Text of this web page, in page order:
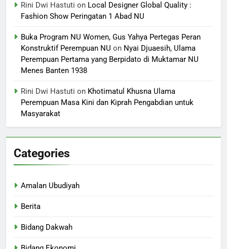
Rini Dwi Hastuti on Local Designer Global Quality :
Fashion Show Peringatan 1 Abad NU
Buka Program NU Women, Gus Yahya Pertegas Peran
Konstruktif Perempuan NU on Nyai Djuaesih, Ulama
Perempuan Pertama yang Berpidato di Muktamar NU
Menes Banten 1938
Rini Dwi Hastuti on Khotimatul Khusna Ulama
Perempuan Masa Kini dan Kiprah Pengabdian untuk
Masyarakat
Categories
Amalan Ubudiyah
Berita
Bidang Dakwah